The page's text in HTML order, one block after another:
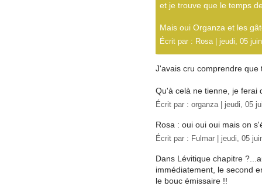
et je trouve que le temps
Mais oui Organza et les
Écrit par : Rosa| jeudi, 05
J'avais cru comprendre que
Qu'à celà ne tienne, je ferai
Écrit par : organza| jeudi, 05
Rosa : oui oui oui mais on
Écrit par : Fulmar | jeudi, 05
Dans Lévitique chapitre
immédiatement, le second
le bouc émissaire !!